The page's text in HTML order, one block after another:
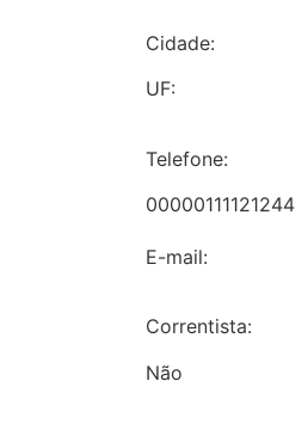
Cidade:
UF:
Telefone:
00000111121244
E-mail:
Correntista:
Não